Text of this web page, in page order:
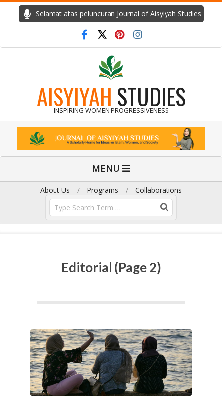
Selamat atas peluncuran Journal of Aisyiyah Studies
AISYIYAH STUDIES
INSPIRING WOMEN PROGRESSIVENESS
Menu
MENU
About Us Programs
Collaborations
Editorial (Page 2)